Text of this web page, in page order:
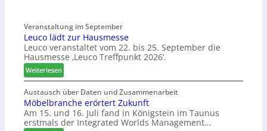
Veranstaltung im September
Leuco lädt zur Hausmesse
Leuco veranstaltet vom 22. bis 25. September die
Hausmesse ‚Leuco Treffpunkt 2026‘.
Weiterlesen:
L
e
u
c
o
Austausch über Daten und Zusammenarbeit
Möbelbranche erörtert Zukunft
Am 15. und 16. Juli fand in Königstein im Taunus
erstmals der Integrated Worlds Management…